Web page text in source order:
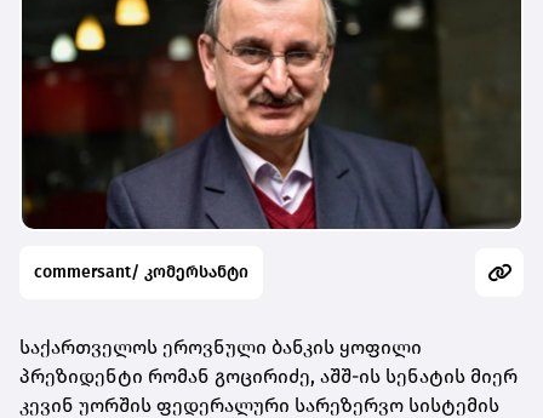
commersant/ კომერსანტი
საქართველოს ეროვნული ბანკის ყოფილი
პრეზიდენტი რომან გოცირიძე, აშშ-ის სენატის მიერ
კევინ უორშის ფედერალური სარეზერვო სისტემის